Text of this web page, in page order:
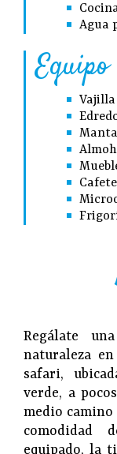
Agua
Equipo
Vajilla
Regálate
naturaleza
safari,
verde, a
medio
comodidad
equipado, la